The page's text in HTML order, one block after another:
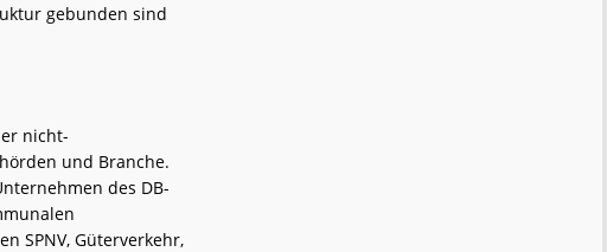
gebunden sind
nicht-
und Branche.
des DB-
SPNV, Güterverkehr,